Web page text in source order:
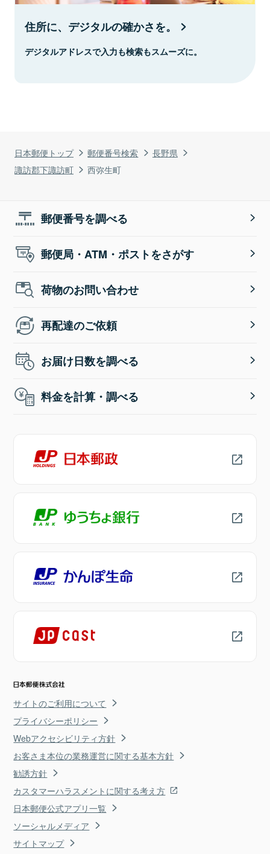
日本郵便トップ 郵便番号検索
長野県
諏訪郡下諏訪町
西弥生町
住所に、デジタルの確かさを。
デジタルアドレスで入力も検索もスムーズに。
郵便番号を調べる
郵便局・ATM・ポストをさがす
荷物のお問い合わせ
再配達のご依頼
お届け日数を調べる
料金を計算・調べる
サイトのご利用について
プライバシーポリシー
Webアクセシビリティ方針
お客さま本位の業務運営に関する基本方針
勧誘方針
カスタマーハラスメントに関する考え方
日本郵便公式アプリ一覧
ソーシャルメディア
サイトマップ